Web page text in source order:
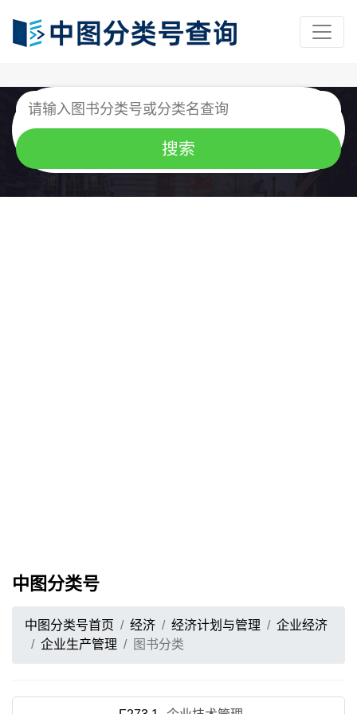
中图分类号
中图分类号首页 经济 经济计划与管理
企业经济
企业生产管理
图书分类